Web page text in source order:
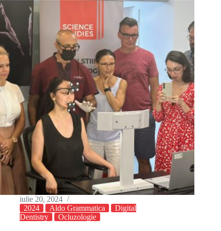
iulie 20, 2024
2024
Aldo Grammatica
Digital
Dentistry
Ocluzologie